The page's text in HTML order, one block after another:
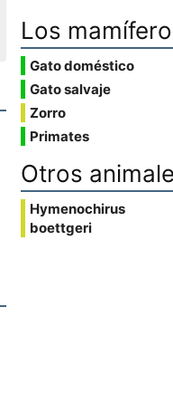
Los
Gato doméstico
Gato salvaje
Zorro
Primates
Otros
Hymenochirus
boettgeri